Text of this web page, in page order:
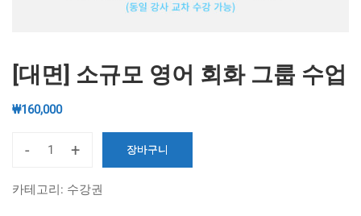
[대면] 소규모 영어 회화 그룹 수업
₩160,000
-
[대
소
+ 장바구니
카테고리: 수강권